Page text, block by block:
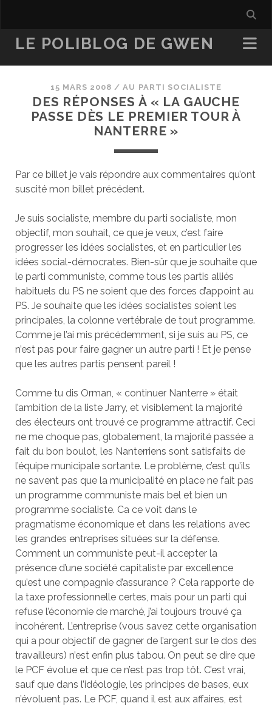
LE POLIBLOG DE GWEN
15 MARS 2008 /AU PARTI SOCIALISTE
DES RÉPONSES À « LA GAUCHE
PASSE DÈS LE PREMIER TOUR À
NANTERRE »
Par ce billet je vais répondre aux commentaires qu’ont
suscité mon billet précédent.
Je suis socialiste, membre du parti socialiste, mon
objectif, mon souhait, ce que je veux, c’est faire
progresser les idées socialistes, et en particulier les
idées social-démocrates. Bien-sûr que je souhaite que
le parti communiste, comme tous les partis alliés
habituels du PS ne soient que des forces d’appoint au
PS. Je souhaite que les idées socialistes soient les
principales, la colonne vertébrale de tout programme.
Comme je l’ai mis précédemment, si je suis au PS, ce
n’est pas pour faire gagner un autre parti ! Et je pense
que les autres partis pensent pareil !
Comme tu dis Orman, « continuer Nanterre » était
l’ambition de la liste Jarry, et visiblement la majorité
des électeurs ont trouvé ce programme attractif. Ceci
ne me choque pas, globalement, la majorité passée a
fait du bon boulot, les Nanterriens sont satisfaits de
l’équipe municipale sortante. Le problème, c’est qu’ils
ne savent pas que la municipalité en place ne fait pas
un programme communiste mais bel et bien un
programme socialiste. Ca ce voit dans le
pragmatisme économique et dans les relations avec
les grandes entreprises situées sur la défense.
Comment un communiste peut-il accepter la
présence d’une société capitaliste par excellence
qu’est une compagnie d’assurance ? Cela rapporte de
la taxe professionnelle certes, mais pour un parti qui
refuse l’économie de marché, j’ai toujours trouvé ça
incohérent. L’entreprise (vous savez cette organisation
qui a pour objectif de gagner de l’argent sur le dos des
travailleurs) n’est enfin plus tabou. On peut se dire que
le PCF évolue et que ce n’est pas trop tôt. C’est vrai,
sauf que dans l’idéologie, les principes de bases, eux
n’évoluent pas. Le PCF, quand il est aux affaires, est